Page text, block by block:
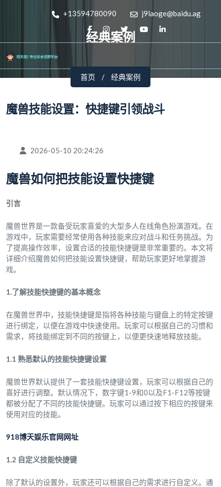
+13594780090 j9laoge@baidu.ag
经典案例
首页 经典案例
魔兽技能设置：快捷键引领战斗
2026-05-10 20:24:26
魔兽如何把技能设置快捷键
引言
魔兽世界是一款备受玩家喜爱的大型多人在线角色扮演游戏。在
游戏中，玩家需要经常使用各种技能来应对战斗和任务挑战。为
了提高操作效率，设置合适的技能快捷键是非常重要的。本文将
详细介绍魔兽如何把技能设置快捷键，帮助玩家更好地掌握游
戏。
1.了解技能快捷键的基本概念
在魔兽世界中，技能快捷键是指将各种技能与键盘上的特定按键
进行绑定，以便在游戏中快速使用。玩家可以根据自己的习惯和
需求，将技能绑定到不同的按键上，以便更快速地释放技能。
1.1 熟悉默认的技能快捷键设置
魔兽世界默认提供了一套技能快捷键设置，玩家可以根据自己的
喜好进行调整。默认情况下，数字键1-9和0以及F1-F12等按键
都被分配了不同的技能快捷键。玩家可以通过按下相应的按键来
使用对应的技能。
918博天娱乐官网网址
1.2 自定义技能快捷键
除了默认的设置外，玩家还可以根据自己的需求进行自定义。通